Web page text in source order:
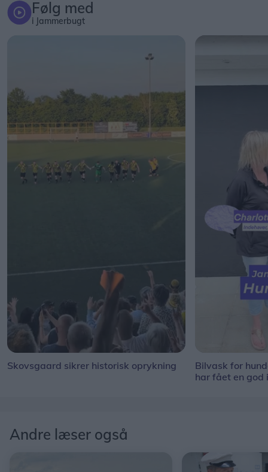
Følg med
i Jammerbugt
Skovsgaard sikrer historisk oprykning
Bilvask for
har fået en god
Andre læser også